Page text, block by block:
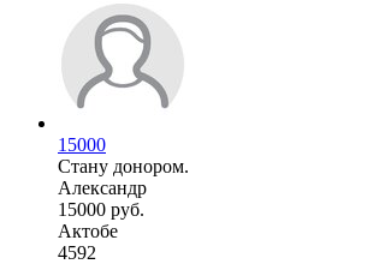
15000
Стану донором.
Александр
15000 руб.
Актобе
4592